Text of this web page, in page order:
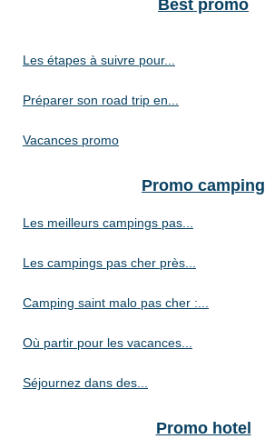
Best promo
Les étapes à suivre pour...
Préparer son road trip en...
Vacances promo
Promo camping
Les meilleurs campings pas...
Les campings pas cher près...
Camping saint malo pas cher :...
Où partir pour les vacances...
Séjournez dans des...
Promo hotel